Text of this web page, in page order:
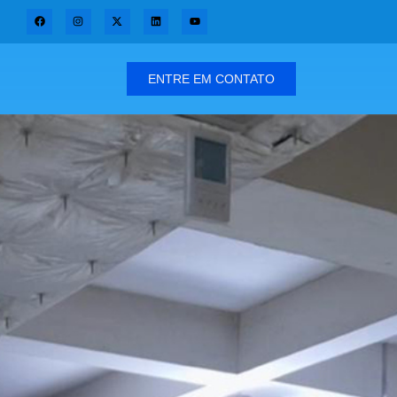
ENTRE EM CONTATO